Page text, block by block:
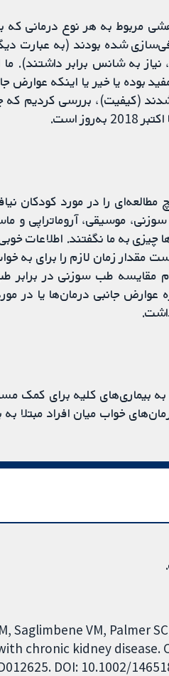
مربوط به هر نوع درمانی
شده بودند (به عبارت
به شانس برابر داشتند). ما
بوده یا خیر یا اینکه عوارض
(کیفیت)، بررسی کردیم که
است.
3427 بزرگسال بودند. هیچ مطالعه‌ای را در
موسیقی، آروماتراپی و
چیزی به ما نگفتند. اطلاعات
مقدار زمان لازم را برای به
مقایسه طب سوزنی در برابر
عوارض جانبی درمان‌ها یا در
بیماری‌های کلیه برای کمک
خواب میان افراد مبتلا به
Saglimbene VM, Palmer
chronic kidney disease.
DOI: 10.1002/